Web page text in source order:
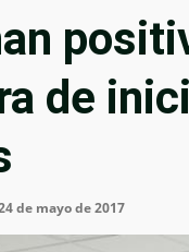
de
de mayo de 2017